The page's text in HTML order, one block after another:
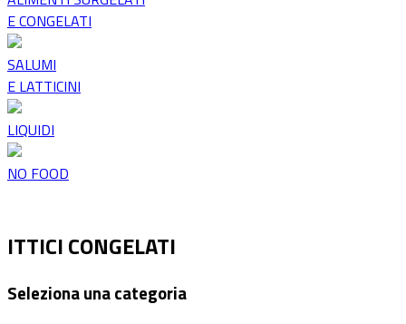
E CONGELATI
SALUMI
E LATTICINI
LIQUIDI
NO FOOD
ITTICI CONGELATI
Seleziona una categoria